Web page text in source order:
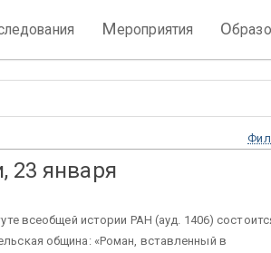
Мероприятия О
23 января
всеобщей истории РАН (ауд. 1406)
община: «Роман, вставленный в